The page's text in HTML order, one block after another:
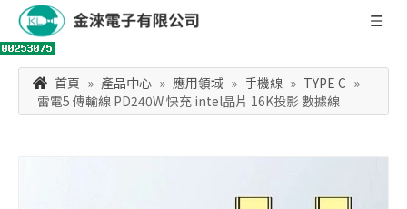
首頁 » 產品中心 » 應用領域 » 手機線 » TYPE C »
雷電5 傳輸線 PD240W 快充 intel晶片 16K投影 數據線